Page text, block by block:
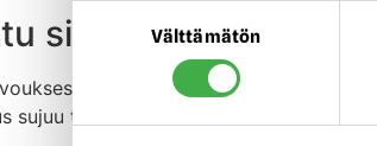
Välttämätön
siivooja tuo
on suuri etu, jos asiakkaalla
sujuu tehokkaammin ja lopputulos